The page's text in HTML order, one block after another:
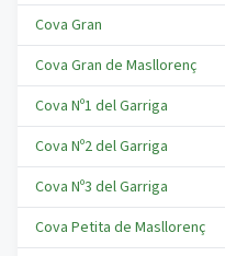
Cova Gran
Cova Gran de Masllorenç
Cova Nº1 del Garriga
Cova Nº2 del Garriga
Cova Nº3 del Garriga
Cova Petita de Masllorenç